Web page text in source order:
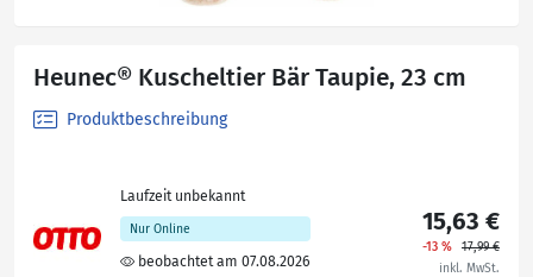
Heunec® Kuscheltier Bär Taupie, 23 cm
Produktbeschreibung
Laufzeit unbekannt
Nur Online
beobachtet am 07.08.2026
15,63 €
-13 %
17,99 €
inkl. MwSt.